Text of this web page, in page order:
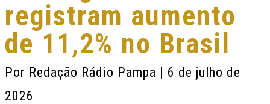
registram aumento
de 11,2% no Brasil
Por Redação Rádio Pampa | 6 de julho de
2026